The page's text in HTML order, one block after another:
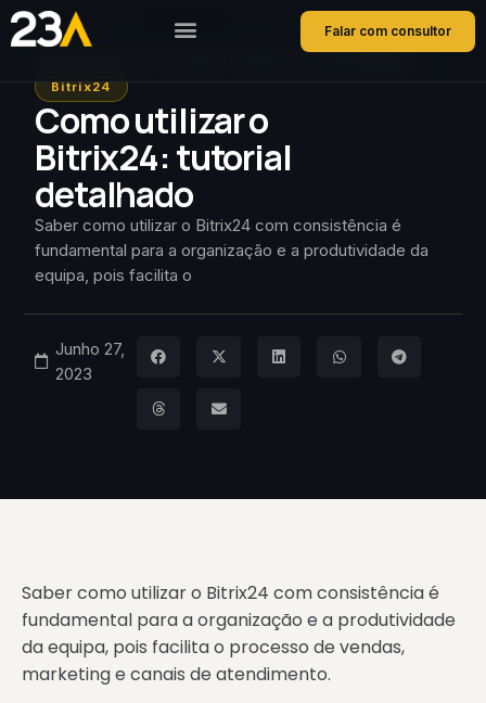
Falar com consultor
Bitrix24
Como utilizar o
Bitrix24: tutorial
detalhado
Saber como utilizar o Bitrix24 com consistência é
fundamental para a organização e a produtividade da
equipa, pois facilita o
Junho 27,
2023
Saber como utilizar o Bitrix24 com consistência é
fundamental para a organização e a produtividade
da equipa, pois facilita o processo de vendas,
marketing e canais de atendimento.